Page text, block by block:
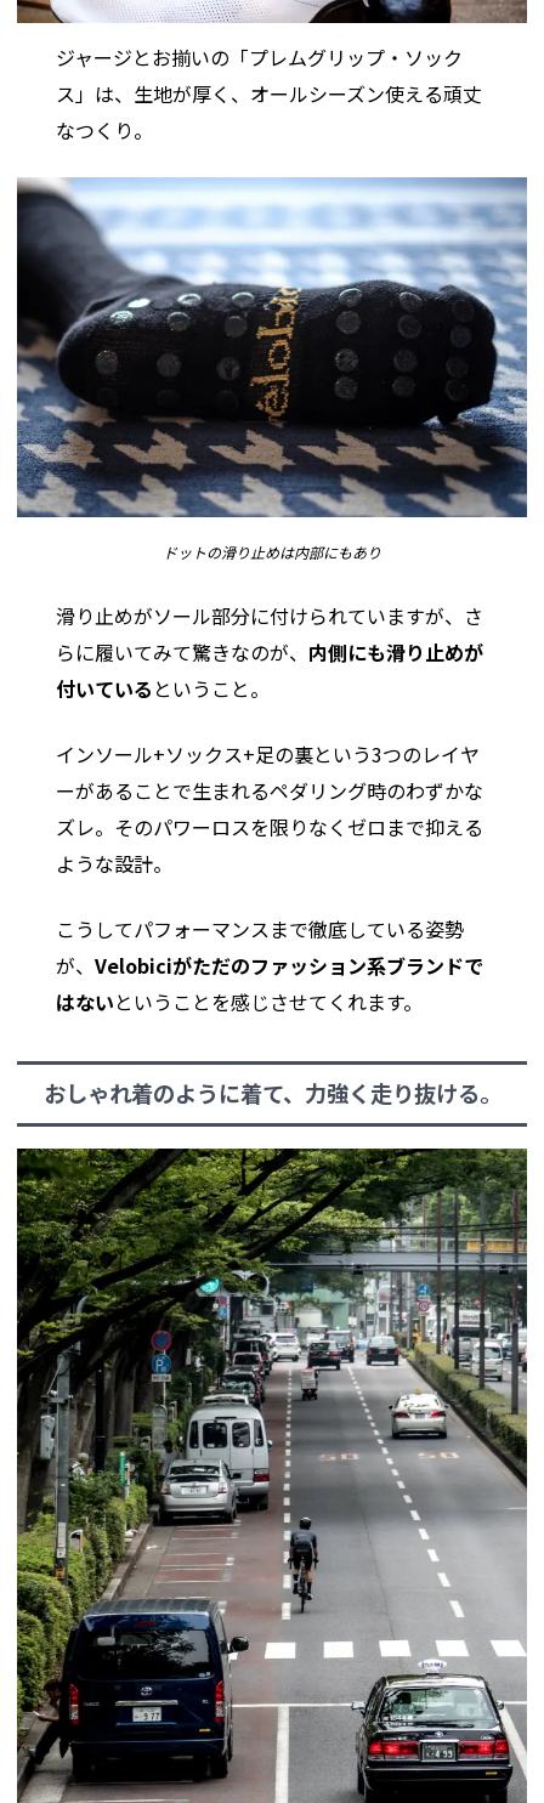
ジャージとお揃いの「プレムグリップ・ソック
ス」は、生地が厚く、オールシーズン使える頑丈
なつくり。
ドットの滑り止めは内部にもあり
滑り止めがソール部分に付けられていますが、さ
らに履いてみて驚きなのが、 内側にも滑り止めが
付いている ということ。
インソール+ソックス+足の裏という3つのレイヤ
ーがあることで生まれるペダリング時のわずかな
ズレ。そのパワーロスを限りなくゼロまで抑える
ような設計。
こうしてパフォーマンスまで徹底している姿勢
が、Velobiciがただのファッション系ブランドで
はないということを感じさせてくれます。
おしゃれ着のように着て、力強く走り抜ける。